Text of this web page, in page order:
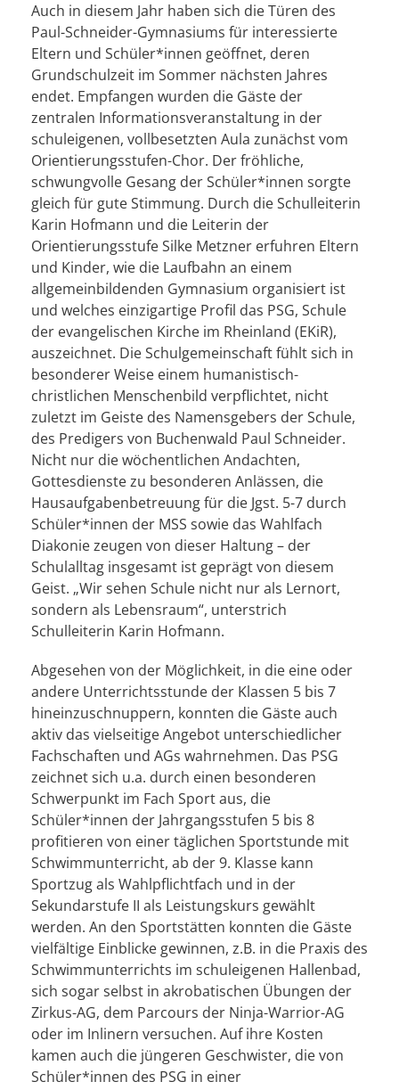
Auch in diesem Jahr haben sich die Türen des
Paul-Schneider-Gymnasiums für interessierte
Eltern und Schüler*innen geöffnet, deren
Grundschulzeit im Sommer nächsten Jahres
endet. Empfangen wurden die Gäste der
zentralen Informationsveranstaltung in der
schuleigenen, vollbesetzten Aula zunächst vom
Orientierungsstufen-Chor. Der fröhliche,
schwungvolle Gesang der Schüler*innen sorgte
gleich für gute Stimmung. Durch die Schulleiterin
Karin Hofmann und die Leiterin der
Orientierungsstufe Silke Metzner erfuhren Eltern
und Kinder, wie die Laufbahn an einem
allgemeinbildenden Gymnasium organisiert ist
und welches einzigartige Profil das PSG, Schule
der evangelischen Kirche im Rheinland (EKiR),
auszeichnet. Die Schulgemeinschaft fühlt sich in
besonderer Weise einem humanistisch-
christlichen Menschenbild verpflichtet, nicht
zuletzt im Geiste des Namensgebers der Schule,
des Predigers von Buchenwald Paul Schneider.
Nicht nur die wöchentlichen Andachten,
Gottesdienste zu besonderen Anlässen, die
Hausaufgabenbetreuung für die Jgst. 5-7 durch
Schüler*innen der MSS sowie das Wahlfach
Diakonie zeugen von dieser Haltung – der
Schulalltag insgesamt ist geprägt von diesem
Geist. „Wir sehen Schule nicht nur als Lernort,
sondern als Lebensraum“, unterstrich
Schulleiterin Karin Hofmann.
Abgesehen von der Möglichkeit, in die eine oder
andere Unterrichtsstunde der Klassen 5 bis 7
hineinzuschnuppern, konnten die Gäste auch
aktiv das vielseitige Angebot unterschiedlicher
Fachschaften und AGs wahrnehmen. Das PSG
zeichnet sich u.a. durch einen besonderen
Schwerpunkt im Fach Sport aus, die
Schüler*innen der Jahrgangsstufen 5 bis 8
profitieren von einer täglichen Sportstunde mit
Schwimmunterricht, ab der 9. Klasse kann
Sportzug als Wahlpflichtfach und in der
Sekundarstufe II als Leistungskurs gewählt
werden. An den Sportstätten konnten die Gäste
vielfältige Einblicke gewinnen, z.B. in die Praxis des
Schwimmunterrichts im schuleigenen Hallenbad,
sich sogar selbst in akrobatischen Übungen der
Zirkus-AG, dem Parcours der Ninja-Warrior-AG
oder im Inlinern versuchen. Auf ihre Kosten
kamen auch die jüngeren Geschwister, die von
Schüler*innen des PSG in einer